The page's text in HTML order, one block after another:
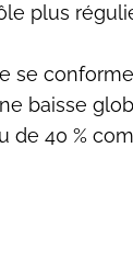
plus
se
de 40 %